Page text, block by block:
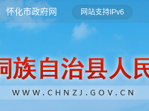
怀化市政府网 网站支持IPv6